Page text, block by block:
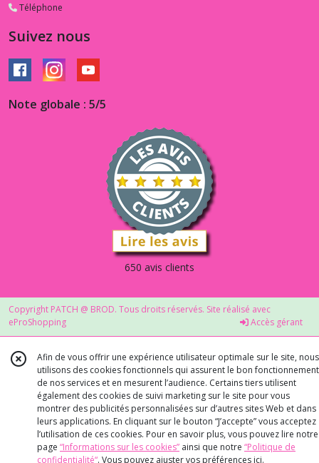
Téléphone
Suivez nous
Note globale : 5/5
650 avis clients
Copyright PATCH @ BROD. Tous droits réservés. Site réalisé avec
eProShopping
Accès gérant
Afin de vous offrir une expérience utilisateur optimale sur le site, nous
utilisons des cookies fonctionnels qui assurent le bon fonctionnement
de nos services et en mesurent l’audience. Certains tiers utilisent
également des cookies de suivi marketing sur le site pour vous
montrer des publicités personnalisées sur d’autres sites Web et dans
leurs applications. En cliquant sur le bouton “J’accepte” vous acceptez
l’utilisation de ces cookies. Pour en savoir plus, vous pouvez lire notre
page “Informations sur les cookies” ainsi que notre “Politique de
confidentialité“. Vous pouvez ajuster vos préférences ici.